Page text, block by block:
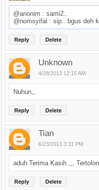
@anonim : sami2..
@nomsyifal : sip.. bgus deh
Reply Delete
Unknown
4/28/2013 12:15 AM
Nuhun,,
Reply Delete
Tian
6/23/2013 3:31 PM
aduh Terima Kasih ,,,
Reply Delete